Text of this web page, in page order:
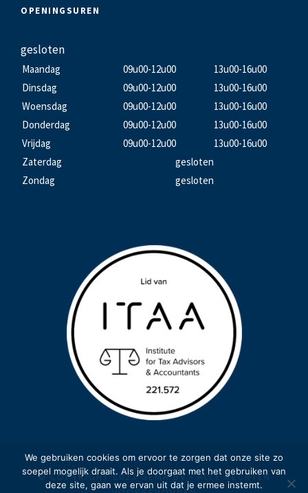
OPENINGSUREN
gesloten
Maandag 09u00-12u00
13u00-16u00
Dinsdag
09u00-12u00
13u00-16u00
Woensdag
09u00-12u00
13u00-16u00
Donderdag
09u00-12u00
13u00-16u00
Vrijdag
09u00-12u00
13u00-16u00
Zaterdag
gesloten
Zondag
gesloten
© COPYRIGHT 2023 GEMA BV - ALLE RECHTEN
We gebruiken cookies om ervoor te zorgen dat onze site zo
soepel mogelijk draait. Als je doorgaat met het gebruiken van
deze site, gaan we ervan uit dat je ermee instemt.